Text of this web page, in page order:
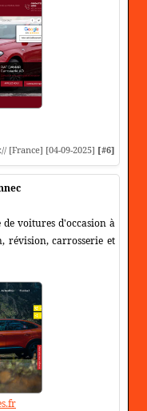
:// [France] [04-09-2025] [#6]
voitures d'occasion à
révision, carrosserie et